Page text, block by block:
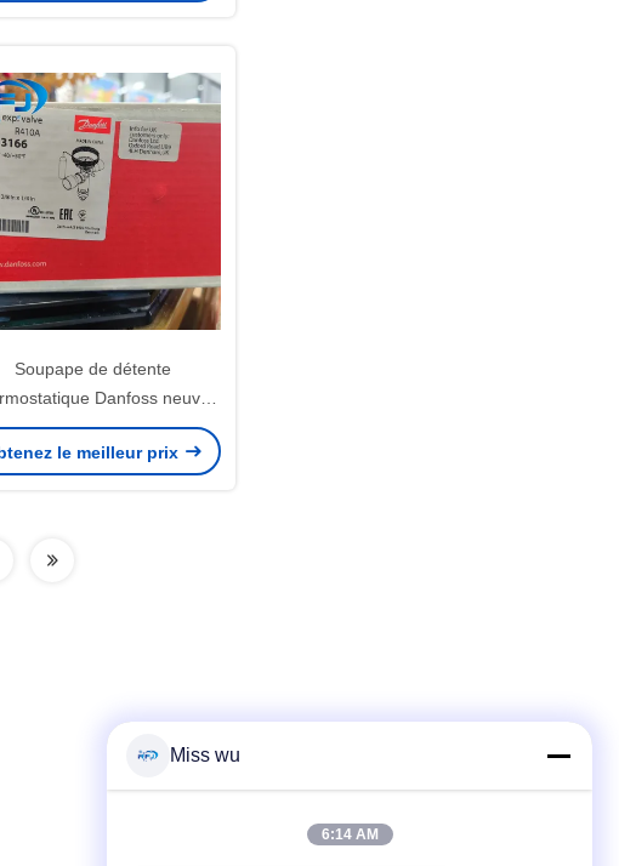
Soupape de détente
Danfoss neuve
067N3166
le meilleur prix
Contactez rapidement
Miss wu
6:14 AM